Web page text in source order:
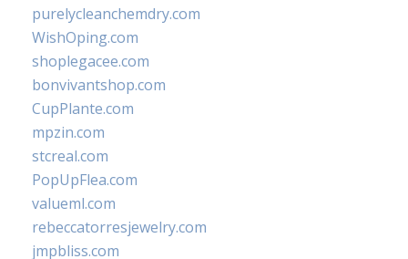
purelycleanchemdry.com
WishOping.com
shoplegacee.com
bonvivantshop.com
CupPlante.com
mpzin.com
stcreal.com
PopUpFlea.com
valueml.com
rebeccatorresjewelry.com
jmpbliss.com